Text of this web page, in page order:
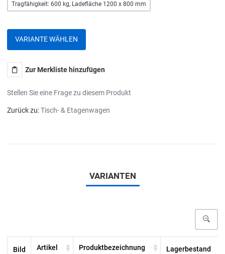
Tragfähigkeit: 600 kg, Ladefläche 1200 x 800 mm
VARIANTE WÄHLEN
Zur Merkliste hinzufügen
Stellen Sie eine Frage zu diesem Produkt
Zurück zu:Tisch- & Etagenwagen
VARIANTEN
Bild Artikel Produktbezeichnung Lagerbestand